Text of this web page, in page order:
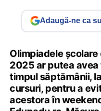
Adaugă-ne ca
Olimpiadele
2025 ar putea
timpul săptămânii,
cursuri, pentru a
acestora în